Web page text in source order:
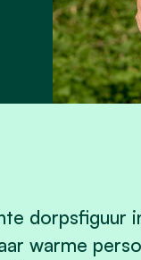
dorpsfiguur
warme